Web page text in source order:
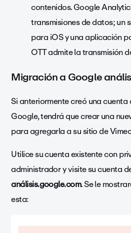
contenidos. Google
transmisiones de datos; un
para iOS y una aplicación
OTT admite la transmisión
Migración a Google
Si anteriormente creó una cuenta
Google, tendrá que crear una
para agregarla a su sitio de
Utilice su cuenta existente con
administrador y visite su cuenta
análisis.google.com. Se le
esta: